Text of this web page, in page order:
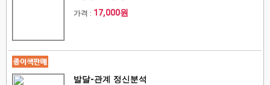
가격 : 17,000원
발달-관계 정신분석